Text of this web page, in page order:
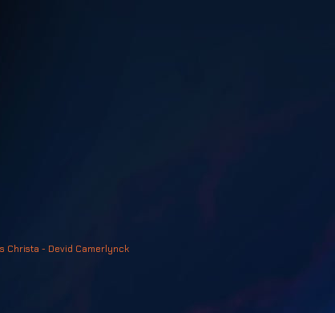
Christa - Devid Camerlynck